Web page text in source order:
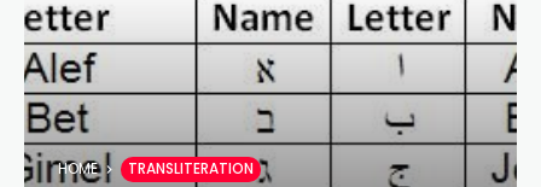
HOME TRANSLITERATION